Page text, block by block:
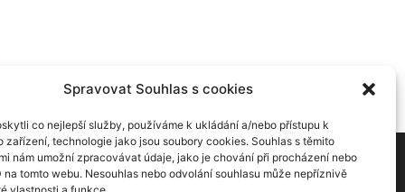
Spravovat Souhlas s cookies
co nejlepší služby, používáme k ukládání a/nebo přístupu k
zařízení, technologie jako jsou soubory cookies. Souhlas s těmito
nám umožní zpracovávat údaje, jako je chování při procházení nebo
na tomto webu. Nesouhlas nebo odvolání souhlasu může nepříznivě